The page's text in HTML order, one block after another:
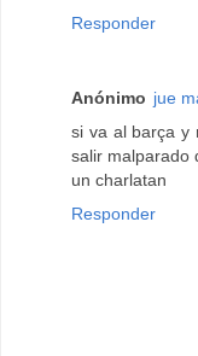
Responder
Anónimo jue
si va al barça y
salir malparado
un charlatan
Responder